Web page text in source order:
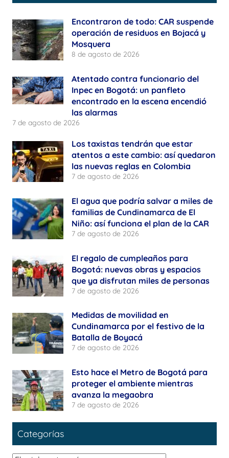
Encontraron de todo: CAR suspende
operación de residuos en Bojacá y
Mosquera
8 de agosto de 2026
Atentado contra funcionario del
Inpec en Bogotá: un panfleto
encontrado en la escena encendió
las alarmas
7 de agosto de 2026
Los taxistas tendrán que estar
atentos a este cambio: así quedaron
las nuevas reglas en Colombia
7 de agosto de 2026
El agua que podría salvar a miles de
familias de Cundinamarca de El
Niño: así funciona el plan de la CAR
7 de agosto de 2026
El regalo de cumpleaños para
Bogotá: nuevas obras y espacios
que ya disfrutan miles de personas
7 de agosto de 2026
Medidas de movilidad en
Cundinamarca por el festivo de la
Batalla de Boyacá
7 de agosto de 2026
Esto hace el Metro de Bogotá para
proteger el ambiente mientras
avanza la megaobra
7 de agosto de 2026
Categorías